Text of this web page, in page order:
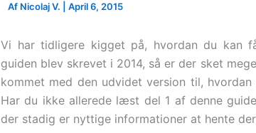
Af Nicolaj V. April 6, 2015
Vi har tidligere kigget på, hvordan du kan
guiden blev skrevet i 2014, så er der sket
kommet med den udvidet version til,
Har du ikke allerede læst del 1 af denne
der stadig er nyttige informationer at hente